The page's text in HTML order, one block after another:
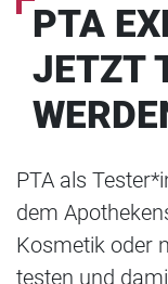
PTA
JETZT
PTA als
dem
Kosmetik oder
testen und